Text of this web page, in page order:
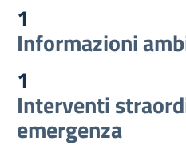
1
Informazioni
1
Interventi
emergenza